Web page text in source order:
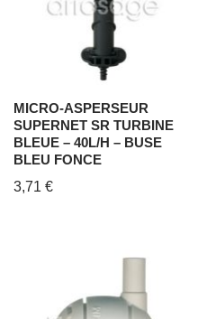
MICRO-ASPERSEUR
SUPERNET SR TURBINE
BLEUE – 40L/H – BUSE
BLEU FONCE
3,71 €